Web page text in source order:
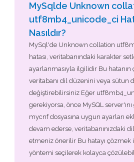
MySqlde Unknown
utf8mb4_unicode_ci
Nasıldır?
MySql'de Unknown collation
hatası, veritabanındaki karakter
ayarlanmasıyla ilgilidir Bu hatanın
veritabanı dil düzenini veya sütun
değiştirebilirsiniz Eğer
gerekiyorsa, önce MySQL
mycnf dosyasına uygun ayarları
devam ederse, veritabanınızdaki
etmeniz önerilir Bu hatayı
yöntemi seçilerek kolayca